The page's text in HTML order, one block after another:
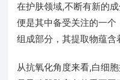
在护肤领域,不断有新的
便是其中备受关注的一
组成部分，其提取物蕴含
从抗氧化角度来看,白细